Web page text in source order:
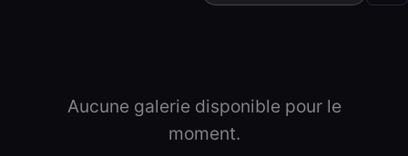
Aucune galerie disponible pour le
moment.